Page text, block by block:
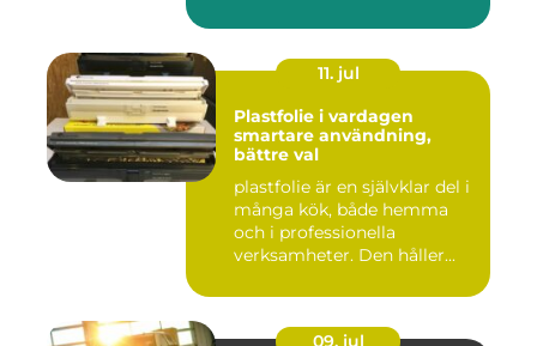
11. jul
Plastfolie i vardagen
smartare användning,
bättre val
plastfolie är en självklar del i
många kök, både hemma
och i professionella
verksamheter. Den håller...
09. jul